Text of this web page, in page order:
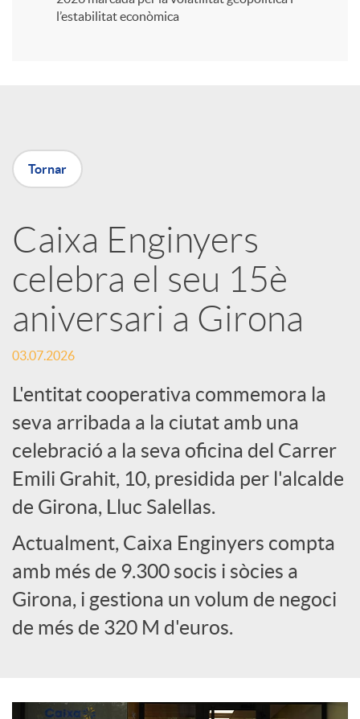
a
a
r
x
e
s
S
o
c
l’estabilitat econòmica
Tornar
Caixa Enginyers
celebra el seu 15è
aniversari a Girona
03.07.2026
L'entitat cooperativa commemora la
seva arribada a la ciutat amb una
celebració a la seva oficina del Carrer
Emili Grahit, 10, presidida per l'alcalde
de Girona, Lluc Salellas.
Actualment, Caixa Enginyers compta
amb més de 9.300 socis i sòcies a
Girona, i gestiona un volum de negoci
de més de 320 M d'euros.